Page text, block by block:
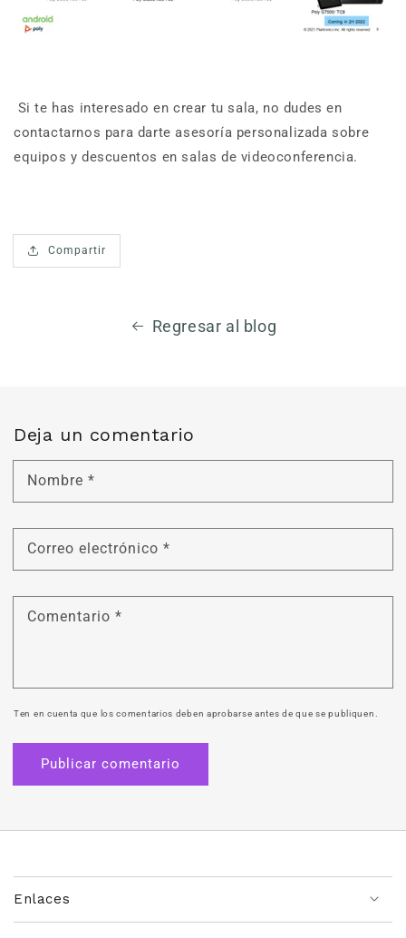
Si te has interesado en crear tu sala, no dudes en
contactarnos para darte asesoría personalizada sobre
equipos y descuentos en salas de videoconferencia.
Compartir
Regresar al blog
Deja un comentario
Nombre *
Correo electrónico *
Comentario *
Ten en cuenta que los comentarios deben aprobarse antes de que se publiquen.
Enlaces